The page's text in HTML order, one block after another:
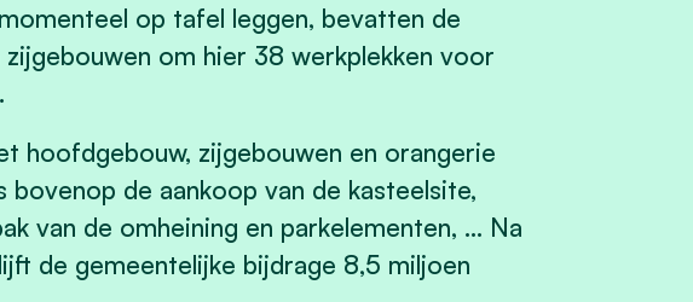
op tafel leggen, bevatten de
om hier 38 werkplekken voor
hoofdgebouw, zijgebouwen en orangerie
de aankoop van de kasteelsite,
van de omheining en parkelementen, … Na
de gemeentelijke bijdrage 8,5 miljoen